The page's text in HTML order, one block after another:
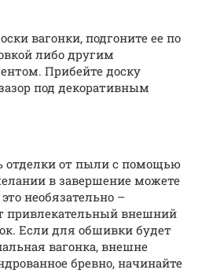
вагонки, подгоните ее по
либо другим
Прибейте доску
под декоративным
отделки от пыли с помощью
в завершение можете
необязательно –
привлекательный внешний
Если для обшивки будет
вагонка, внешне
бревно, начинайте